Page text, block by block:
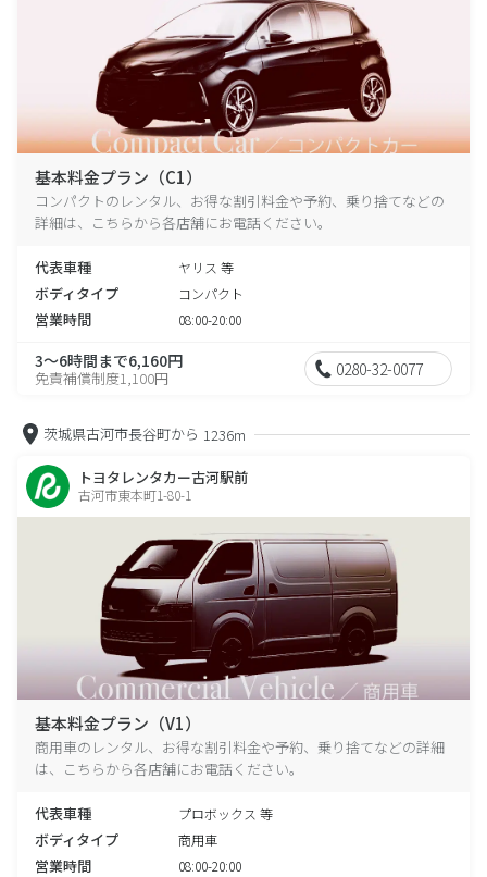
基本料金プラン（C1）
コンパクトのレンタル、お得な割引料金や予約、乗り捨てなどの
詳細は、こちらから各店舗にお電話ください。
代表車種 ヤリス 等
ボディタイプ コンパクト
営業時間 08:00-20:00
3～6時間まで6,160円
免責補償制度1,100円 0280-32-0077
茨城県古河市長谷町から 1236m
トヨタレンタカー古河駅前
古河市東本町1-80-1
基本料金プラン（V1）
商用車のレンタル、お得な割引料金や予約、乗り捨てなどの詳細
は、こちらから各店舗にお電話ください。
代表車種 プロボックス 等
ボディタイプ 商用車
営業時間 08:00-20:00